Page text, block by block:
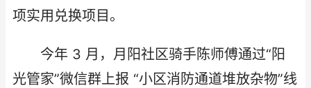
项实用兑换项目。​
今年 3 月，月阳社区骑手陈师傅通过“阳
光管家”微信群上报 “小区消防通道堆放杂物”线